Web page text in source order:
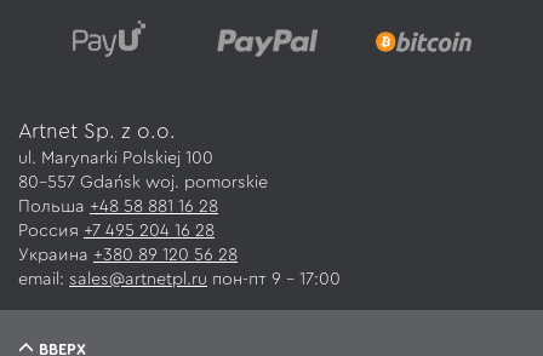
Artnet Sp. z o.o.
ul. Marynarki Polskiej 100
80-557 Gdańsk woj. pomorskie
Польша +48 58 881 16 28
Россия +7 495 204 16 28
Украина +380 89 120 56 28
email: sales@artnetpl.ru пон-пт 9 – 17:00
ВВЕРХ